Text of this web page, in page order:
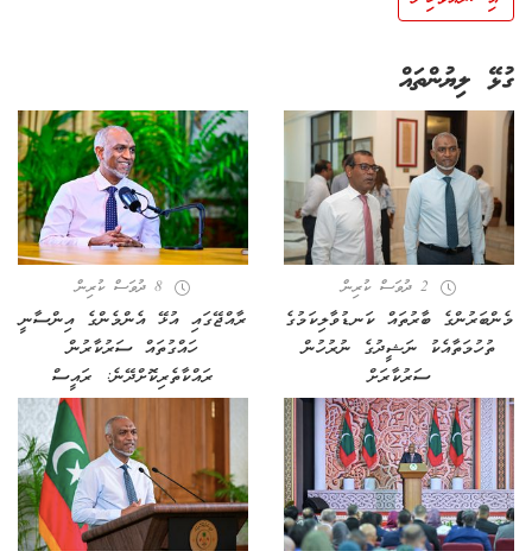
ގުޅޭ ލިޔުންތައް
2 ދުވަސް ކުރިން
މެންބަރުންގެ ބާރުތައް ކަނޑުވާލިކަމުގެ
ތުހުމަތާއެކު ނަޝީދުގެ ނުރުހުން
ސަރުކާރަށް
8 ދުވަސް ކުރިން
ރާއްޖޭގައި އުޅޭ އެންމެންގެ އިންސާނީ
ހައްގުތައް ސަރުކާރުން
ރައްކާތެރިކޮށްދޭނެ: ރައީސް